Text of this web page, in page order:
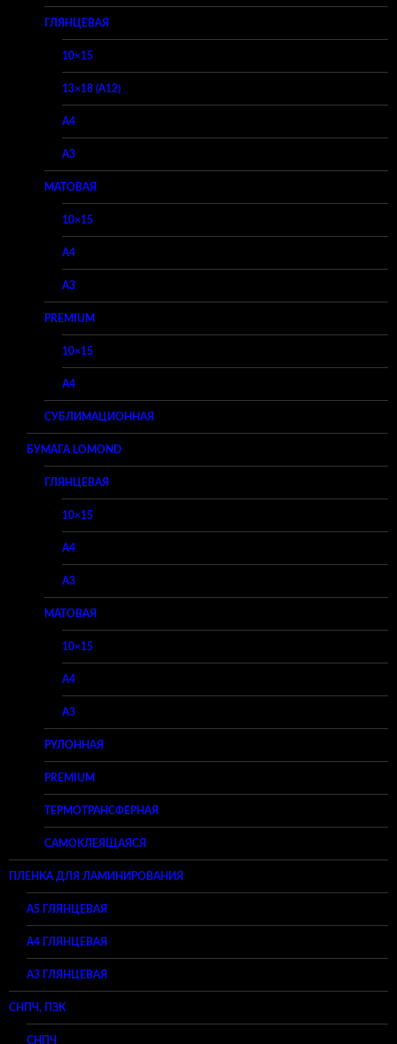
ГЛЯНЦЕВАЯ
10×15
13×18 (A12)
A4
A3
МАТОВАЯ
10×15
A4
A3
PREMIUM
10×15
A4
СУБЛИМАЦИОННАЯ
БУМАГА LOMOND
ГЛЯНЦЕВАЯ
10×15
A4
A3
МАТОВАЯ
10×15
A4
A3
РУЛОННАЯ
PREMIUM
ТЕРМОТРАНСФЕРНАЯ
САМОКЛЕЯЩАЯСЯ
ПЛЕНКА ДЛЯ ЛАМИНИРОВАНИЯ
A5 ГЛЯНЦЕВАЯ
А4 ГЛЯНЦЕВАЯ
A3 ГЛЯНЦЕВАЯ
СНПЧ, ПЗК
СНПЧ